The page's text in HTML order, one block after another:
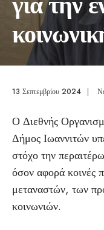
13 Σεπτεμβρίου 2024 |
Ο Διεθνής
Δήμος Ιωαννιτών
στόχο την
όσον αφορά κοινές
μεταναστών, των
κοινωνιών.